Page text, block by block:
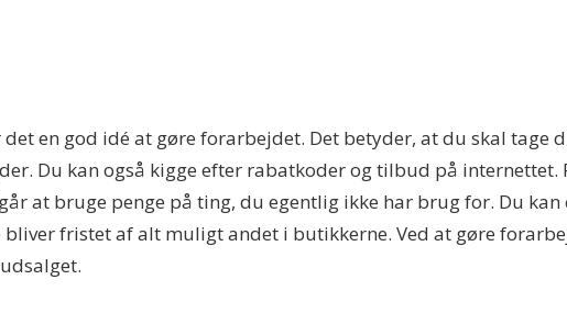
en god idé at gøre forarbejdet. Det betyder, at du skal tage
Du kan også kigge efter rabatkoder og tilbud på internettet.
at bruge penge på ting, du egentlig ikke har brug for. Du kan
bliver fristet af alt muligt andet i butikkerne. Ved at gøre